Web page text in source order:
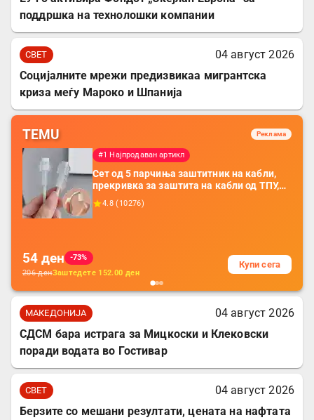
поддршка на технолошки компании
СВЕТ
04 август 2026
Социјалните мрежи предизвикаа мигрантска
криза меѓу Мароко и Шпанија
TEMU Реклама
#1 Најпродаван артикл
Сет од 5 парчиња заштитник на кабли,
прекривка за заштита на кабли од ТПУ,
додатоци за заштита на кабли, без
батерија, за мобилни телефони, комплет
4.8 (10276)
54 ден
-73%
206денЗаштедете 152.00 ден
Купи сега
МАКЕДОНИЈА
04 август 2026
СДСМ бара истрага за Мицкоски и Клековски
поради водата во Гостивар
СВЕТ
04 август 2026
Берзите со мешани резултати, цената на нафтата